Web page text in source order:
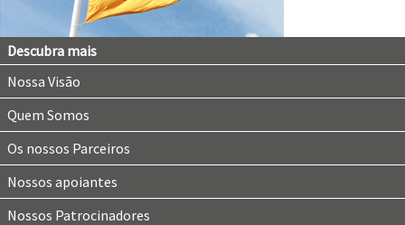
Descubra mais
Nossa Visão
Quem Somos
Os nossos Parceiros
Nossos apoiantes
Nossos Patrocinadores